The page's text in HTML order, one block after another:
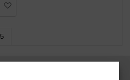
5
von deutsche-